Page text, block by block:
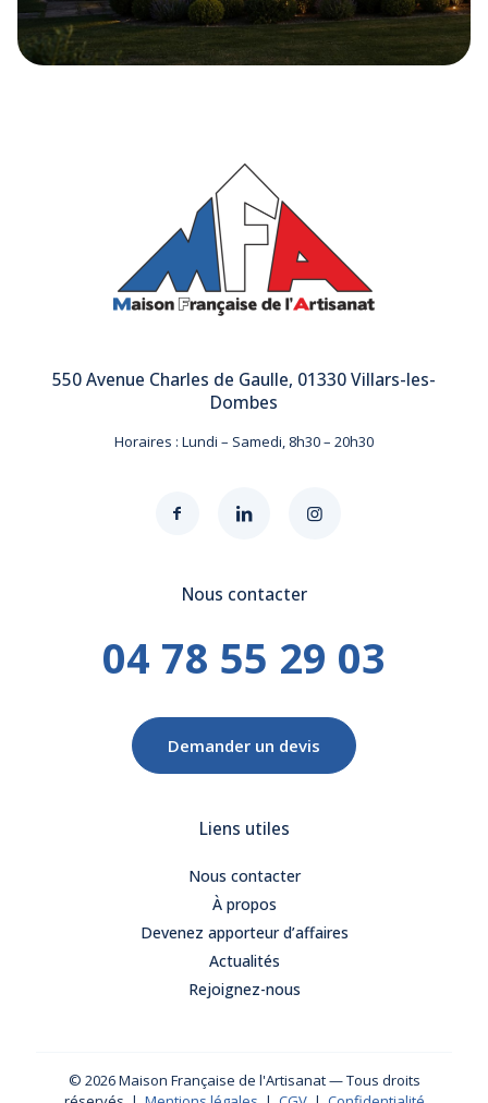
550 Avenue Charles de Gaulle, 01330 Villars-les-
Dombes
Horaires : Lundi – Samedi, 8h30 – 20h30
Nous contacter
04 78 55 29 03
Demander un devis
Liens utiles
Nous contacter
À propos
Devenez apporteur d’affaires
Actualités
Rejoignez-nous
© 2026 Maison Française de l'Artisanat — Tous droits